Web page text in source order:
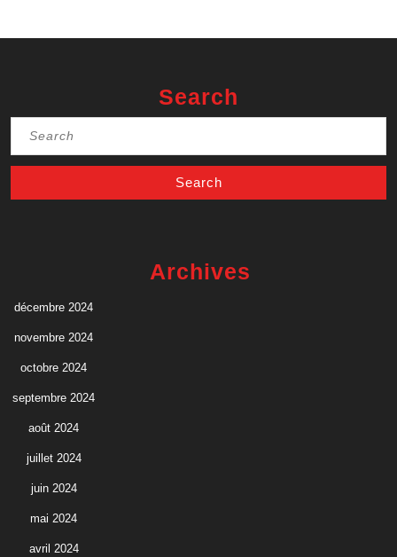
Search
Archives
décembre 2024
novembre 2024
octobre 2024
septembre 2024
août 2024
juillet 2024
juin 2024
mai 2024
avril 2024